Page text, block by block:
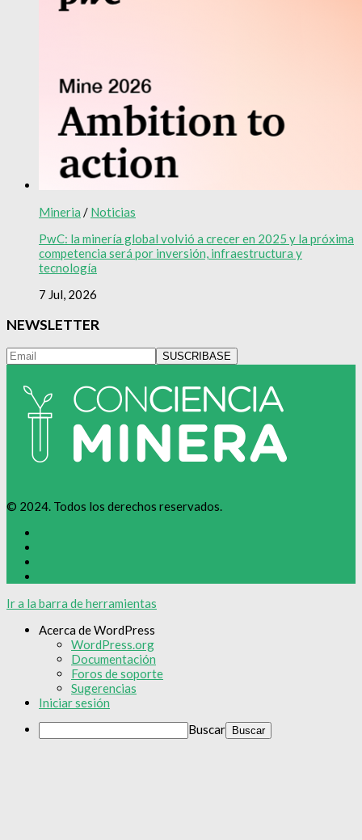
Mineria / Noticias
PwC: la minería global volvió a crecer en 2025 y la próxima
competencia será por inversión, infraestructura y
tecnología
7 Jul, 2026
NEWSLETTER
© 2024. Todos los derechos reservados.
Ir a la barra de herramientas
Acerca de WordPress
WordPress.org
Documentación
Foros de soporte
Sugerencias
Iniciar sesión
Buscar